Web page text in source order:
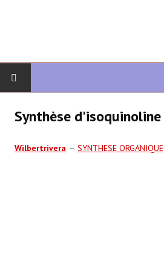
Synthèse d'isoquinoline
Wilbertrivera SYNTHESE ORGANIQUE